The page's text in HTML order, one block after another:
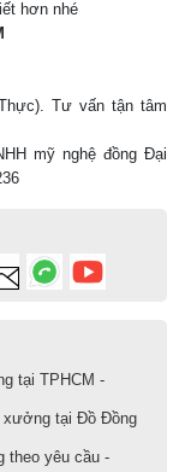
hơn nhé
. Tư vấn tận tâm
mỹ nghệ đồng Đại
tại TPHCM -
xưởng tại Đồ Đồng
theo yêu cầu -